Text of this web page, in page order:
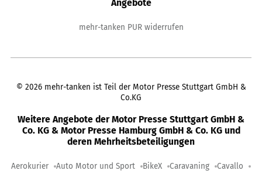
Angebote
mehr-tanken PUR widerrufen
© 2026 mehr-tanken ist Teil der Motor Presse Stuttgart GmbH &
Co.KG
Weitere Angebote der Motor Presse Stuttgart GmbH &
Co. KG & Motor Presse Hamburg GmbH & Co. KG und
deren Mehrheitsbeteiligungen
Aerokurier Auto Motor und Sport BikeX Caravaning Cavallo